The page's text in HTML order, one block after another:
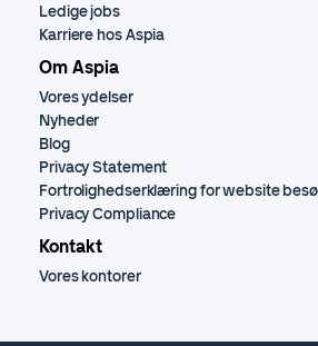
Ledige jobs
Karriere hos Aspia
Om Aspia
Vores ydelser
Nyheder
Blog
Privacy Statement
Fortrolighedserklæring for website
Privacy Compliance
Kontakt
Vores kontorer